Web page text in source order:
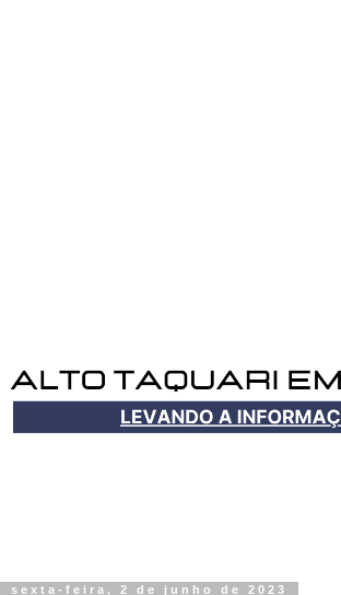
sexta-feira, 2 de junho de 2023